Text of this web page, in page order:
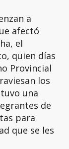
a
afectó
el
quien días
Provincial
los
una
de
para
que se les